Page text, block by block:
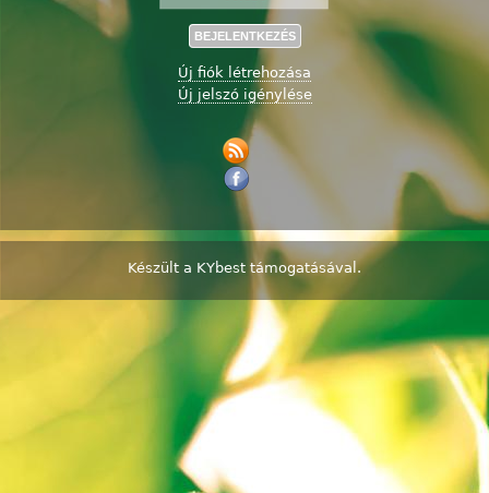
Új fiók létrehozása
Új jelszó igénylése
Készült a KYbest támogatásával.